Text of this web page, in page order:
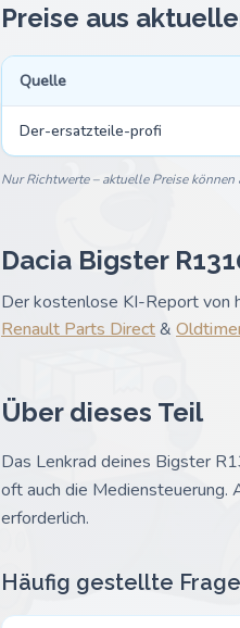
Preise aus
Quelle
Der-ersatzteile-profi
Nur Richtwerte – aktuelle Preise können
Dacia Bigster
Der kostenlose KI-Report von
Renault Parts Direct&
Über dieses Teil
Das Lenkrad deines Bigster
oft auch die Mediensteuerung.
erforderlich.
Häufig gestellte